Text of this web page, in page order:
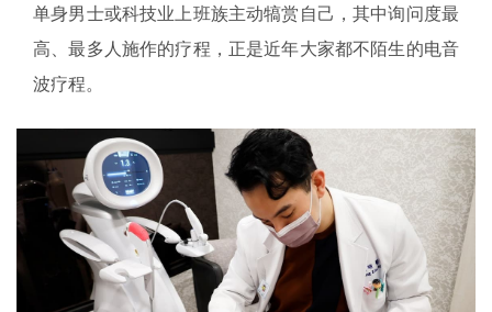
单身男士或科技业上班族主动犒赏自己，其中询问度最
高、最多人施作的疗程，正是近年大家都不陌生的电音
波疗程。